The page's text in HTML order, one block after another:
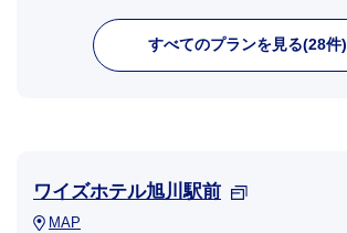
すべてのプランを見る(28件)
ワイズホテル旭川駅前
MAP